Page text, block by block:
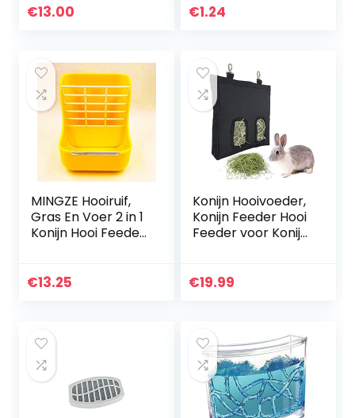
voedsel manger
€13.00
Huisdier
€1.24
MINGZE Hooiruif,
Gras En Voer 2 in 1
Konijn Hooi Feeder
Chinchilla
Voerbak Houder
Plastic
Dierbenodigdhede
n (geel)
€13.25
Konijn Hooivoeder,
Konijn Feeder Hooi
Feeder voor Konijn
Feeder, Hooizak
€19.99